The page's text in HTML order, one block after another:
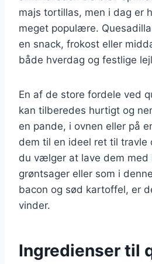
majs tortillas, men i dag er
meget populære.
en snack, frokost eller
både hverdag og festlige
En af de store fordele ved
kan tilberedes hurtigt og
en pande, i ovnen eller på
dem til en ideel ret til travle
du vælger at lave dem med
grøntsager eller som i
bacon og sød kartoffel, er
vinder.
Ingredienser til